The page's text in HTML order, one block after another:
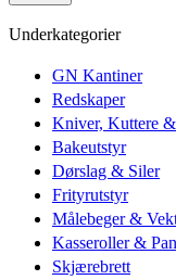
Underkategorier
GN Kantiner
Redskaper
Kniver, Kuttere
Bakeutstyr
Dørslag & Siler
Frityrutstyr
Målebeger &
Kasseroller &
Skjærebrett